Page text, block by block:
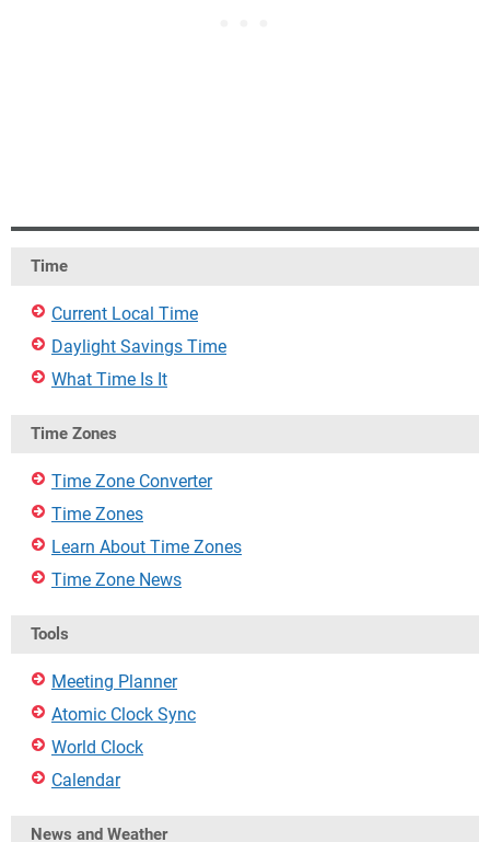
Time
Current Local Time
Daylight Savings Time
What Time Is It
Time Zones
Time Zone Converter
Time Zones
Learn About Time Zones
Time Zone News
Tools
Meeting Planner
Atomic Clock Sync
World Clock
Calendar
News and Weather